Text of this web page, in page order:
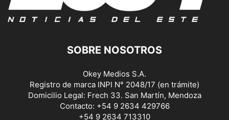
SOBRE NOSOTROS
Okey Medios S.A.
Registro de marca INPI N° 2048/17 (en trámite)
Domicilio Legal: Frech 33. San Martín, Mendoza
Contacto: +54 9 2634 429766
+54 9 2634 713310